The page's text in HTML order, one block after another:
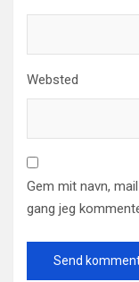
Websted
Gem mit navn,
gang jeg